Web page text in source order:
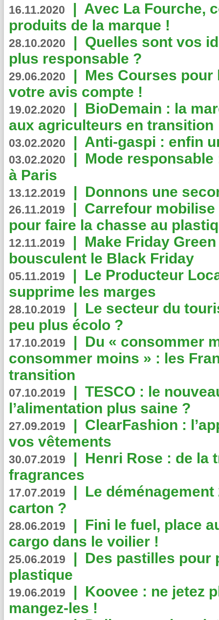
16.11.2020 | Avec La Fourche,
produits de la marque !
28.10.2020 | Quelles sont vos
plus responsable ?
29.06.2020 | Mes Courses pour
votre avis compte !
19.02.2020 | BioDemain : la
aux agriculteurs en transition
03.02.2020 | Anti-gaspi : enfin
03.02.2020 | Mode
à Paris
13.12.2019 | Donnons une
26.11.2019 | Carrefour
pour faire la chasse au
12.11.2019 | Make Friday
bousculent le Black Friday
05.11.2019 | Le Producteur
supprime les marges
28.10.2019 | Le secteur du
peu plus écolo ?
17.10.2019 | Du « consommer
consommer moins » : les
transition
07.10.2019 | TESCO : le
l’alimentation plus saine ?
27.09.2019 | ClearFashion :
vos vêtements
30.07.2019 | Henri Rose : de la
fragrances
17.07.2019 | Le
carton ?
28.06.2019 | Fini le fuel, place
cargo dans le voilier !
25.06.2019 | Des pastilles pour
plastique
19.06.2019 | Koovee : ne jetez
mangez-les !